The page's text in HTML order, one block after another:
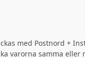
med Postnord +
varorna samma eller